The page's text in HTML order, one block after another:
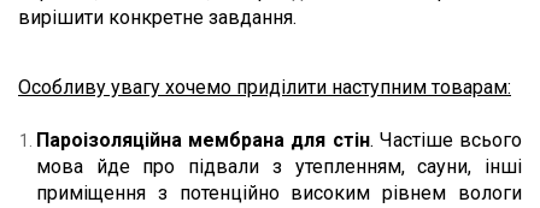
вирішити конкретне завдання.
Особливу увагу хочемо приділити наступним товарам:
Пароізоляційна мембрана для стін. Частіше всього
мова йде про підвали з утепленням, сауни, інші
приміщення з потенційно високим рівнем вологи